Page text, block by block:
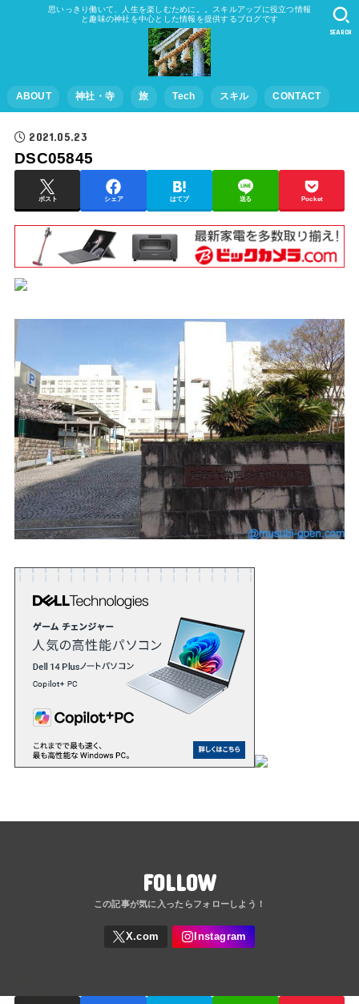
思いっきり働いて、人生を楽しむために。。スキルアップに役立つ情報
と趣味の神社を中心とした情報を提供するブログです
ABOUT 神社・寺 旅 Tech スキル CONTACT
SEARCH
2021.05.23
DSC05845
ポスト シェア はてブ 送る Pocket
FOLLOW